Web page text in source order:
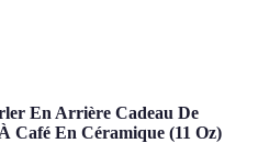
En Arrière Cadeau De
Café En Céramique (11 Oz)